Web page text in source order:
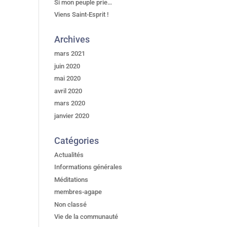
Si mon peuple prie…
Viens Saint-Esprit !
Archives
mars 2021
juin 2020
mai 2020
avril 2020
mars 2020
janvier 2020
Catégories
Actualités
Informations générales
Méditations
membres-agape
Non classé
Vie de la communauté